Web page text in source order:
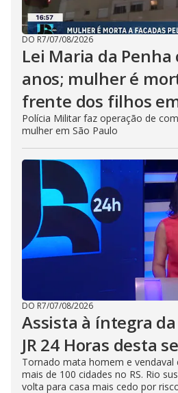
DO R7/07/08/2026
Lei Maria da
anos; mulher é
frente dos filhos
Polícia Militar faz operação de
mulher em São Paulo
DO R7/07/08/2026
Assista à íntegra da
JR 24 Horas desta
Tornado mata homem e vendaval
mais de 100 cidades no RS. Rio
volta para casa mais cedo por